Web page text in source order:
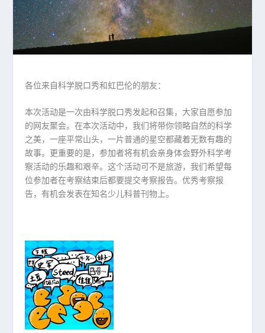
各位来自科学脱口秀和虹巴伦的朋友：
本次活动是一次由科学脱口秀发起和召集，大家自愿参加
的网友聚会。在本次活动中，我们将带你领略自然的科学
之美，一座平常山头，一片普通的星空都藏着无数有趣的
故事。更重要的是，参加者将有机会亲身体会野外科学考
察活动的乐趣和艰辛。这个活动可不是旅游，我们希望每
位参加者在考察结束后都要提交考察报告。优秀考察报
告，有机会发表在知名少儿科普刊物上。